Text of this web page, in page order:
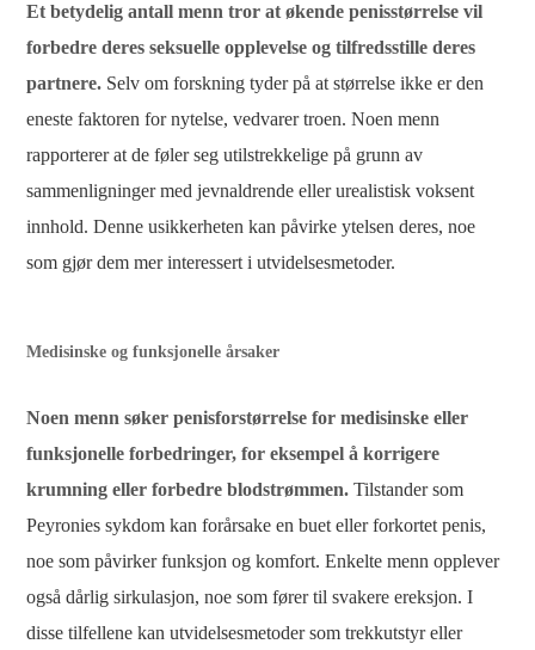
Et betydelig antall menn tror at økende penisstørrelse vil
forbedre deres seksuelle opplevelse og tilfredsstille deres
partnere. Selv om forskning tyder på at størrelse ikke er den
eneste faktoren for nytelse, vedvarer troen. Noen menn
rapporterer at de føler seg utilstrekkelige på grunn av
sammenligninger med jevnaldrende eller urealistisk voksent
innhold. Denne usikkerheten kan påvirke ytelsen deres, noe
som gjør dem mer interessert i utvidelsesmetoder.
Medisinske og funksjonelle årsaker
Noen menn søker penisforstørrelse for medisinske eller
funksjonelle forbedringer, for eksempel å korrigere
krumning eller forbedre blodstrømmen. Tilstander som
Peyronies sykdom kan forårsake en buet eller forkortet penis,
noe som påvirker funksjon og komfort. Enkelte menn opplever
også dårlig sirkulasjon, noe som fører til svakere ereksjon. I
disse tilfellene kan utvidelsesmetoder som trekkutstyr eller